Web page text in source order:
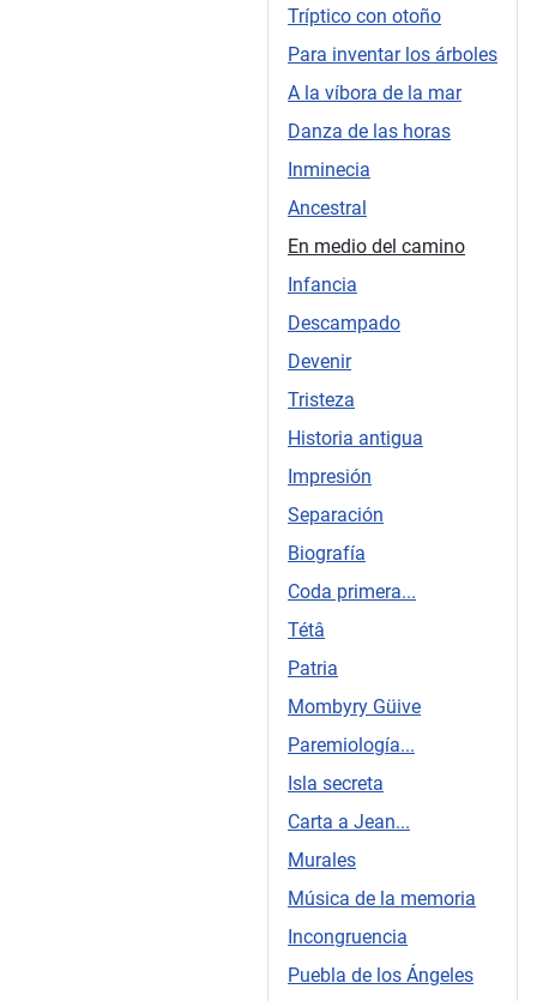
Tríptico con otoño
Para inventar los árboles
A la víbora de la mar
Danza de las horas
Inminecia
Ancestral
En medio del camino
Infancia
Descampado
Devenir
Tristeza
Historia antigua
Impresión
Separación
Biografía
Coda primera...
Tétâ
Patria
Mombyry Güive
Paremiología...
Isla secreta
Carta a Jean...
Murales
Música de la memoria
Incongruencia
Puebla de los Ángeles